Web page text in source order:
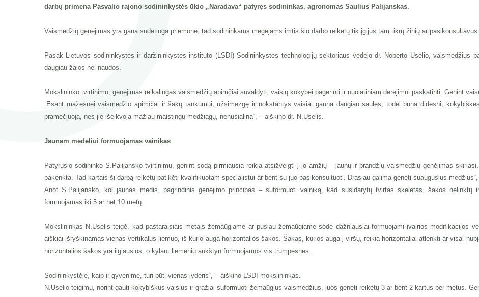
darbų primena Pasvalio rajono sodininkystės ūkio „Naradava“ patyręs sodininkas, agronomas Saulius Palijanskas.
Vaismedžių genėjimas yra gana sudėtinga priemonė, tad sodininkams mėgėjams imtis šio darbo reikėtų tik įgijus tam tikrų žinių ar
Pasak Lietuvos sodininkystės ir daržininkystės instituto (LSDI) Sodininkystės technologijų sektoriaus vedėjo dr. Noberto Uselio, vaismedžius
daugiau žalos nei naudos.
Mokslininko tvirtinimu, genėjimas reikalingas vaismedžių apimčiai suvaldyti, vaisių kokybei pagerinti ir nuolatiniam derėjimui paskatinti. Genint
„Esant mažesnei vaismedžio apimčiai ir šakų tankumui, užsimezgę ir nokstantys vaisiai gauna daugiau saulės, todėl būna didesni,
pramečiuoja, nes jie išeikvoja mažiau maistingų medžiagų, nenusialina“, – aiškino dr. N.Uselis.
Jaunam medeliui formuojamas vainikas
Patyrusio sodininko S.Palijansko tvirtinimu, genint sodą pirmiausia reikia atsižvelgti į jo amžių – jaunų ir brandžių vaismedžių genėjimas
pakenkta. Tad kartais šį darbą reikėtų patikėti kvalifikuotam specialistui ar bent su juo pasikonsultuoti. Drąsiau galima genėti suaugusius medžius“,
Anot S.Palijansko, kol jaunas medis, pagrindinis genėjimo principas – suformuoti vainiką, kad susidarytų tvirtas skeletas, šakos nelinktų
formuojamas iki 5 ar net 10 metų.
Mokslininkas N.Uselis teigė, kad pastaraisiais metais žemaūgiame ar pusiau žemaūgiame sode dažniausiai formuojami įvairios modifikacijos
aiškiai išryškinamas vienas vertikalus liemuo, iš kurio auga horizontalios šakos. Šakas, kurios auga į viršų, reikia horizontaliai atlenkti ar visai
horizontalios šakos yra ilgiausios, o kylant liemeniu aukštyn formuojamos vis trumpesnės.
Sodininkystėje, kaip ir gyvenime, turi būti vienas lyderis“, – aiškino LSDI mokslininkas.
N.Uselio teigimu, norint gauti kokybiškus vaisius ir gražiai suformuoti žemaūgius vaismedžius, juos genėti reikėtų 3 ar bent 2 kartus per metus.